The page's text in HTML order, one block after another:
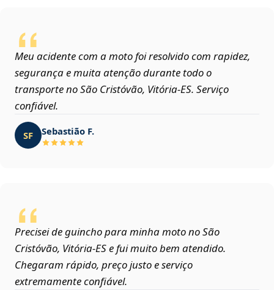
Meu acidente com a moto foi resolvido com rapidez,
segurança e muita atenção durante todo o
transporte no São Cristóvão, Vitória‑ES. Serviço
confiável.
SF Sebastião F.
Precisei de guincho para minha moto no São
Cristóvão, Vitória‑ES e fui muito bem atendido.
Chegaram rápido, preço justo e serviço
extremamente confiável.